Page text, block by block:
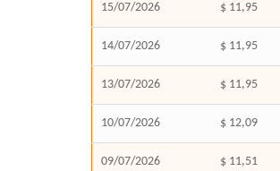
15/07/2026 $ 11,95
14/07/2026 $ 11,95
13/07/2026 $ 11,95
10/07/2026 $ 12,09
09/07/2026 $ 11,51